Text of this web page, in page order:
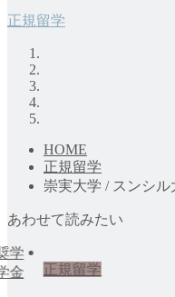
正規留学
HOME
正規留学
崇実大学 / スンシル
あわせて読みたい